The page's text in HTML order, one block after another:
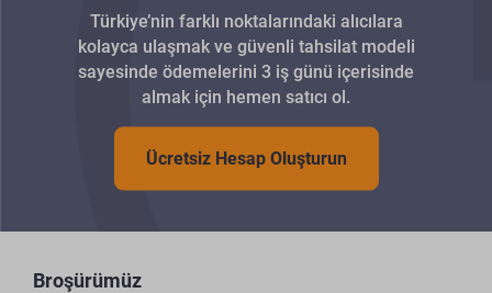
Türkiye’nin farklı noktalarındaki alıcılara
kolayca ulaşmak ve güvenli tahsilat modeli
sayesinde ödemelerini 3 iş günü içerisinde
almak için hemen satıcı ol.
Ücretsiz Hesap Oluşturun
Broşürümüz